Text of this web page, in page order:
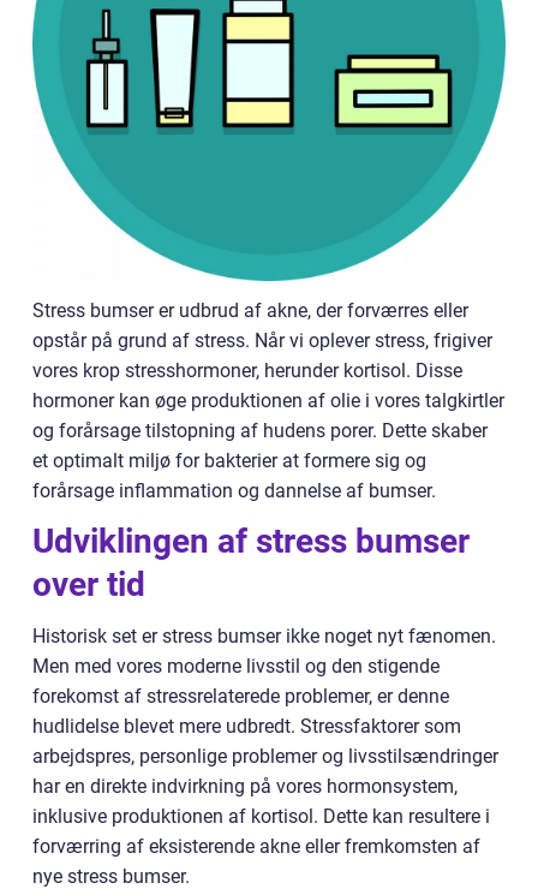
Stress bumser er udbrud af akne, der forværres eller
opstår på grund af stress. Når vi oplever stress, frigiver
vores krop stresshormoner, herunder kortisol. Disse
hormoner kan øge produktionen af olie i vores talgkirtler
og forårsage tilstopning af hudens porer. Dette skaber
et optimalt miljø for bakterier at formere sig og
forårsage inflammation og dannelse af bumser.
Udviklingen af stress bumser
over tid
Historisk set er stress bumser ikke noget nyt fænomen.
Men med vores moderne livsstil og den stigende
forekomst af stressrelaterede problemer, er denne
hudlidelse blevet mere udbredt. Stressfaktorer som
arbejdspres, personlige problemer og livsstilsændringer
har en direkte indvirkning på vores hormonsystem,
inklusive produktionen af kortisol. Dette kan resultere i
forværring af eksisterende akne eller fremkomsten af
nye stress bumser.